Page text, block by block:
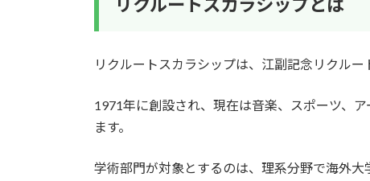
リクルートスカラシップとは
リクルートスカラシップは、江副記念リクルー
1971年に創設され、現在は音楽、スポーツ、
ます。
学術部門が対象とするのは、理系分野で海外